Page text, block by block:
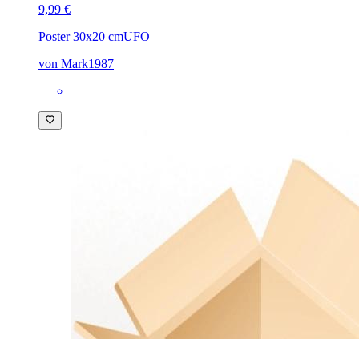
9,99 €
Poster 30x20 cmUFO
von Mark1987